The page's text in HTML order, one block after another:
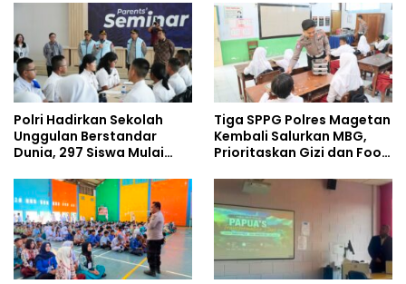
Polri Hadirkan Sekolah
Unggulan Berstandar
Dunia, 297 Siswa Mulai
Tiga SPPG Polres Magetan
Kembali Salurkan MBG,
Prioritaskan Gizi dan Food